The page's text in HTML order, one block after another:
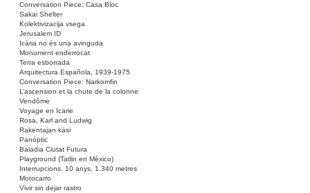
Conversation Piece: Casa Bloc
Sakai Shelter
Kolektivizacija vsega
Jerusalem ID
Icària no és una avinguda
Monument enderrocat
Terra esborrada
Arquitectura Española, 1939-1975
Conversation Piece: Narkomfin
L’ascension et la chute de la colonne
Vendôme
Voyage en Icarie
Rosa, Karl and Ludwig
Rakentajan käsi
Panòptic
Baladia Ciutat Futura
Playground (Tatlin en México)
Interrupcions. 10 anys, 1.340 metres
Motocarro
Vivir sin dejar rastro